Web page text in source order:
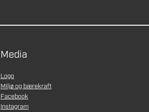
Media
Logo
Miljø og bærekraft
Facebook
Instagram